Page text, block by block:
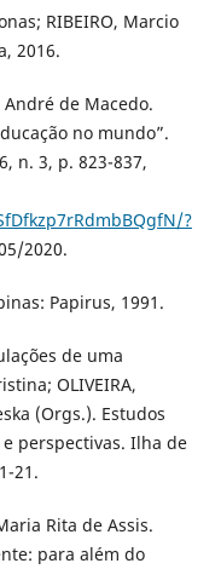
RIBEIRO, Marcio
2016.
André de Macedo.
no mundo”.
n. 3, p. 823-837,
?
2020.
Papirus, 1991.
de uma
OLIVEIRA,
(Orgs.). Estudos
perspectivas. Ilha de
21.
Rita de Assis.
para além do